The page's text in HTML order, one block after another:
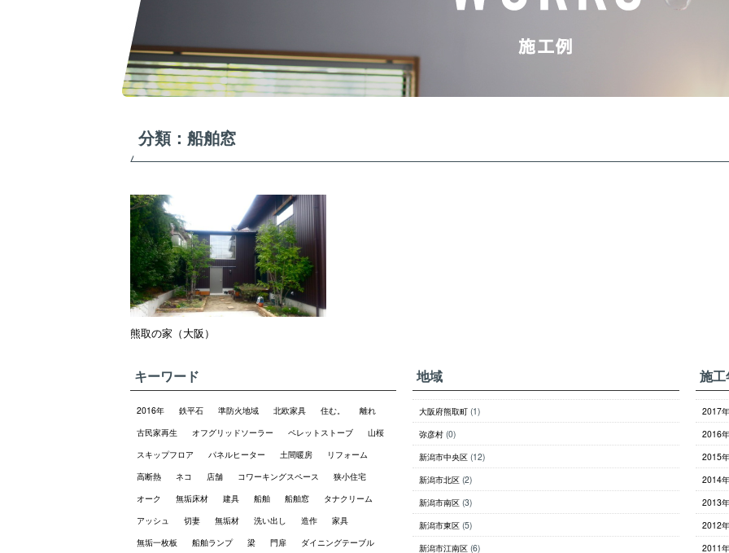
分類：船舶窓
熊取の家（大阪）
キーワード
2016年 鉄平石 準防火地域 北欧家具 住む。
離れ
古民家再生
オフグリッドソーラー ペレットストーブ
山桜
スキップフロア
パネルヒーター 土間暖房
リフォーム
高断熱
ネコ 店舗 コワーキングスペース
狭小住宅
オーク
無垢床材 建具 船舶 船舶窓
タナクリーム
アッシュ
切妻 無垢材 洗い出し 造作
家具
無垢一枚板
船舶ランプ 梁 門扉
ダイニングテーブル
地域
大阪府熊取町 (1)
弥彦村 (0)
新潟市中央区 (12)
新潟市北区 (2)
新潟市南区 (3)
新潟市東区 (5)
新潟市江南区 (6)
施
2017
2016
2015
2014
2013
2012
2011